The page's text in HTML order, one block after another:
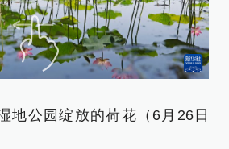
地公园绽放的荷花（6月26日